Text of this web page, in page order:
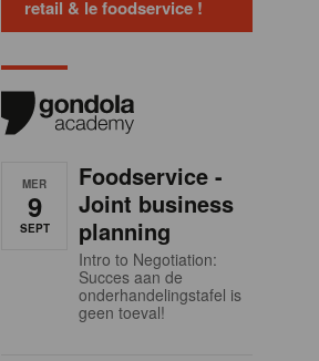
retail & le foodservice !
MER
9
SEPT
Foodservice -
Joint business
planning
Intro to Negotiation:
Succes aan de
onderhandelingstafel is
geen toeval!